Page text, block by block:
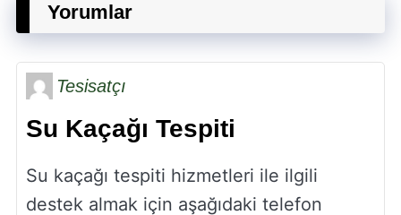
Yorumlar
Tesisatçı
Su Kaçağı Tespiti
Su kaçağı tespiti hizmetleri ile ilgili
destek almak için aşağıdaki telefon